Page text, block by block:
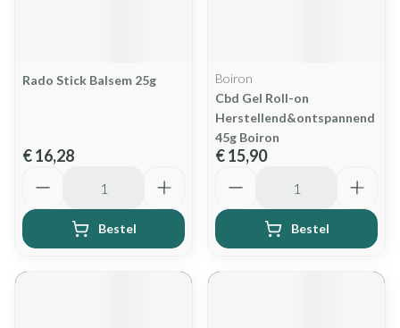
Rado Stick Balsem 25g
€ 16,28
Bestel
Boiron
Cbd Gel Roll-on
Herstellend&ontspannend
45g Boiron
€ 15,90
Bestel